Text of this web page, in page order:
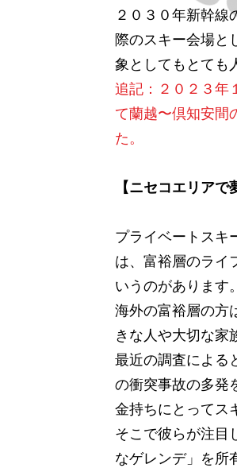
２０３０年新幹線
際のスキー会場と
象としてもとても
追記：２０２３年
て蘭越〜倶知安間
た。
【ニセコエリアで
プライベートスキ
は、富裕層のライ
いうのがあります。
海外の富裕層の方
きな人や大切な家
最近の調査による
の衝突事故の多発
金持ちにとってス
そこで彼らが注目
なゲレンデ」を所